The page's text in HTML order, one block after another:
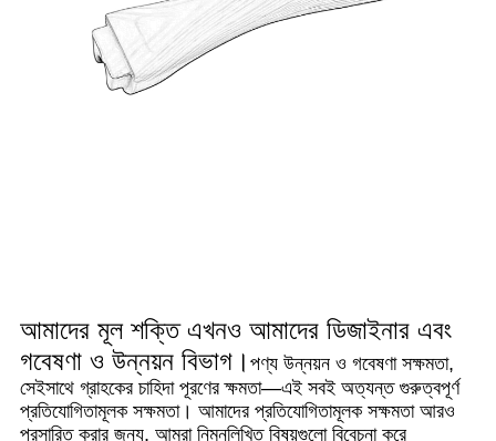
আমাদের মূল শক্তি এখনও আমাদের ডিজাইনার এবং
গবেষণা ও উন্নয়ন বিভাগ। পণ্য উন্নয়ন ও গবেষণা সক্ষমতা,
সেইসাথে গ্রাহকের চাহিদা পূরণের ক্ষমতা—এই সবই অত্যন্ত গুরুত্বপূর্ণ
প্রতিযোগিতামূলক সক্ষমতা। আমাদের প্রতিযোগিতামূলক সক্ষমতা আরও
প্রসারিত করার জন্য, আমরা নিম্নলিখিত বিষয়গুলো বিবেচনা করে